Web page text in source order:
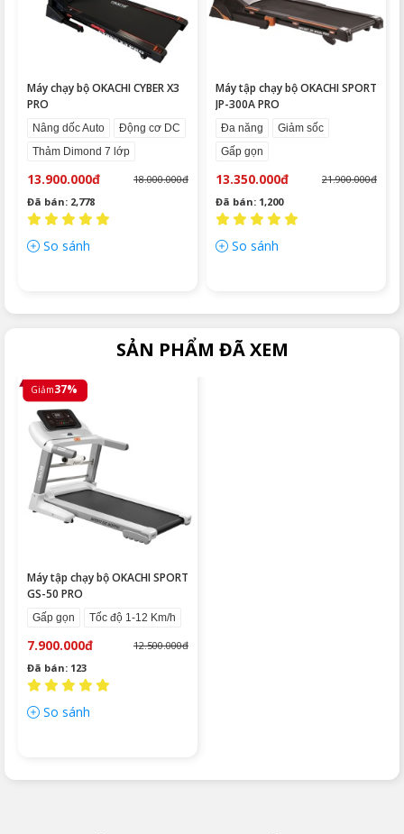
Máy chạy bộ OKACHI CYBER X3
PRO
Nâng dốc Auto
Động cơ DC
Thảm Dimond 7 lớp
13.900.000đ
18.000.000đ
Đã bán: 2,778
So sánh
Máy tập chạy bộ OKACHI SPORT
JP-300A PRO
Đa năng
Giảm sốc
Gấp gọn
13.350.000đ
21.900.000đ
Đã bán: 1,200
So sánh
SẢN PHẨM ĐÃ XEM
Giảm37%
Máy tập chạy bộ OKACHI SPORT
GS-50 PRO
Gấp gọn Tốc độ 1-12 Km/h
7.900.000đ
12.500.000đ
Đã bán: 123
So sánh